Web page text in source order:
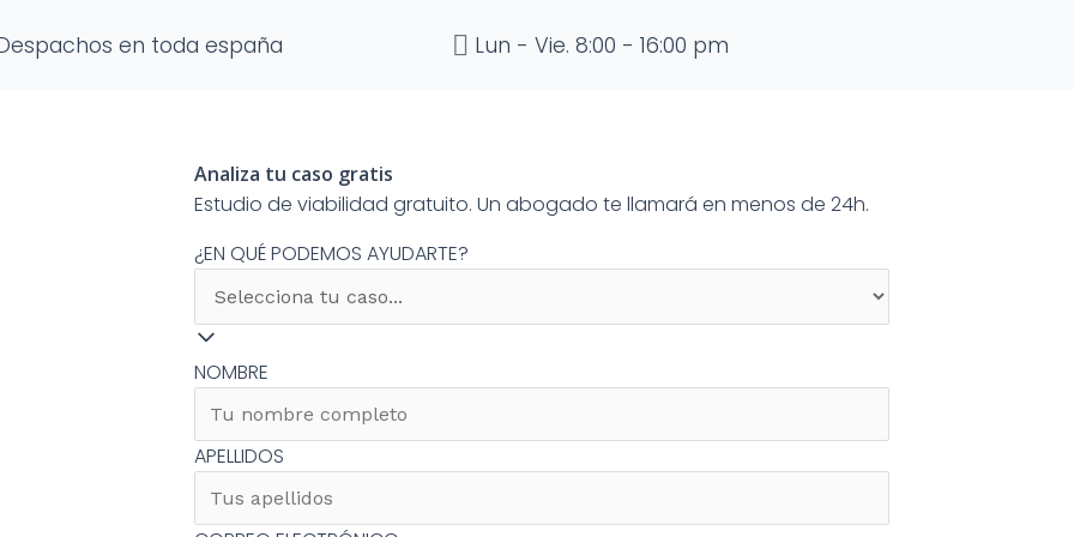
en toda españa Lun - Vie. 8:00 - 16:00 pm
Analiza tu caso gratis
Estudio de viabilidad gratuito. Un abogado te llamará en menos de 24h.
¿EN QUÉ PODEMOS AYUDARTE?
NOMBRE
APELLIDOS